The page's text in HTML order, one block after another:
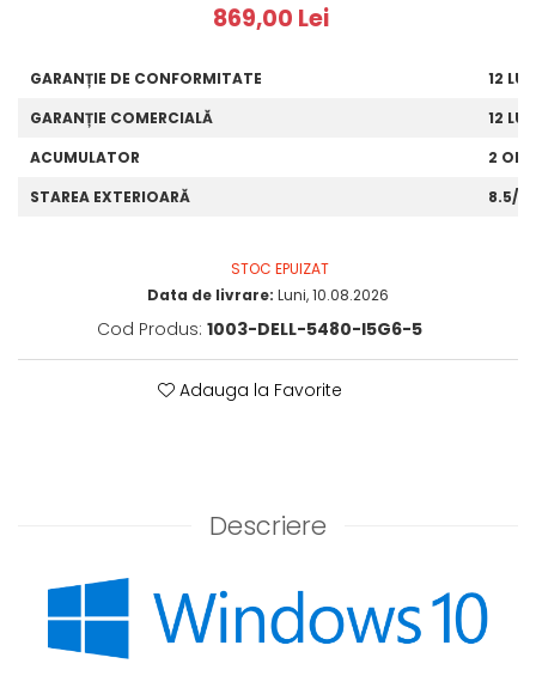
869,00 Lei
GARANȚIE DE CONFORMITATE
12
GARANȚIE COMERCIALĂ
12
ACUMULATOR
2 ORE
STAREA EXTERIOARĂ
8.5/10
STOC EPUIZAT
Data de livrare: Luni, 10.08.2026
Cod Produs: 1003-DELL-5480-I5G6-5
Adauga la Favorite
Descriere